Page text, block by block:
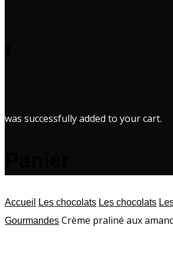
was successfully added to your cart.
Accueil Les chocolats Les chocolats
Gourmandes Crème praliné aux